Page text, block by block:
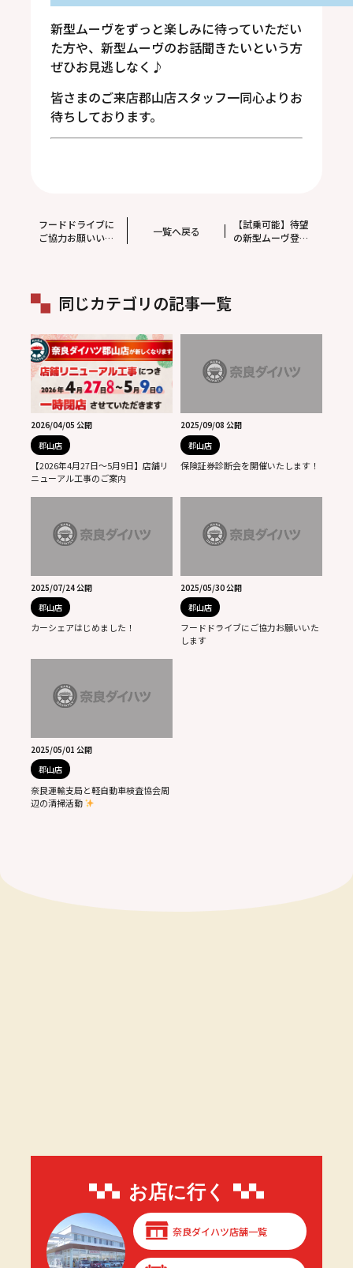
新型ムーヴをずっと楽しみに待っていただい
た方や、新型ムーヴのお話聞きたいという方
ぜひお見逃しなく♪
皆さまのご来店郡山店スタッフ一同心よりお
待ちしております。
フードドライブに
ご協力お願いいた
一覧へ戻る
【試乗可能】待望
の新型ムーヴ登
同じカテゴリの記事一覧
2026/04/05 公開
郡山店
【2026年4月27日～5月9日】店舗リ
ニューアル工事のご案内
2025/09/08 公開
郡山店
保険証券診断会を開催いたします！
2025/07/24 公開
郡山店
カーシェアはじめました！
2025/05/30 公開
郡山店
フードドライブにご協力お願いいた
します
2025/05/01 公開
郡山店
奈良運輸支局と軽自動車検査協会周
辺の清掃活動
お店に行く
奈良ダイハツ店舗一覧